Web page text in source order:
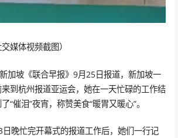
媒体视频截图）
加坡《联合早报》9月25日报道，新加坡一
到杭州报道亚运会，她在一天忙碌的工作结
“催泪”夜宵，称赞美食“暖胃又暖心”。
晚忙完开幕式的报道工作后，她们一行记